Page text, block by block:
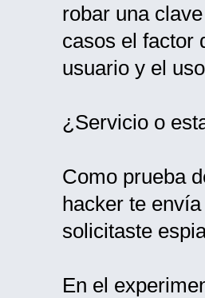
robar una
casos el factor
usuario y el
¿Servicio o
Como prueba
hacker te
solicitaste
En el